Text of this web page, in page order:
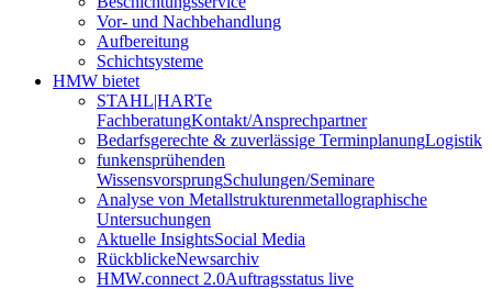
Vor- und Nachbehandlung
Aufbereitung
Schichtsysteme
HMW bietet
STAHL|HARTe
FachberatungKontakt/Ansprechpartner
Bedarfsgerechte & zuverlässige TerminplanungLogistik
funkensprühenden
WissensvorsprungSchulungen/Seminare
Analyse von Metallstrukturenmetallographische
Untersuchungen
Aktuelle InsightsSocial Media
RückblickeNewsarchiv
HMW.connect 2.0Auftragsstatus live